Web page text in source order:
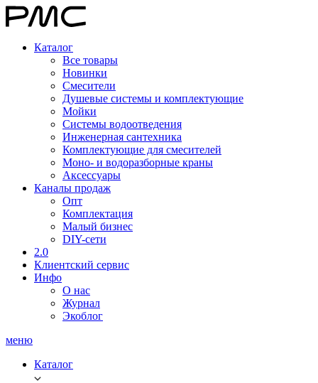
Каталог
Все товары
Новинки
Смесители
Душевые системы и комплектующие
Мойки
Системы водоотведения
Инженерная сантехника
Комплектующие для смесителей
Моно- и водоразборные краны
Аксессуары
Каналы продаж
Опт
Комплектация
Малый бизнес
DIY-сети
2.0
Клиентский сервис
Инфо
О нас
Журнал
Экоблог
меню
Каталог